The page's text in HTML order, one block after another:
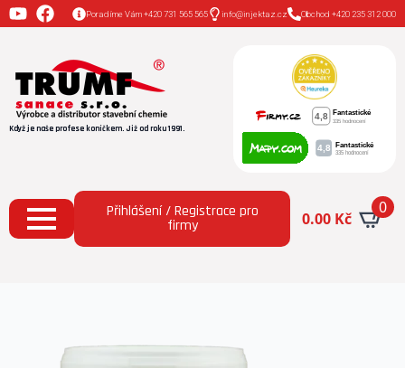
Poradíme Vám +420 731 565 565 info@injektaz.cz Obchod +420 235 312 000
Když je naše profese koníčkem. Již od roku 1991.
Přihlášení / Registrace pro
firmy 0.00 Kč
0